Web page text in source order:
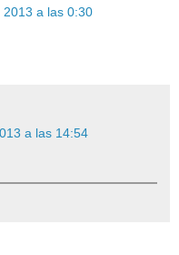
a las 0:30
a las 14:54